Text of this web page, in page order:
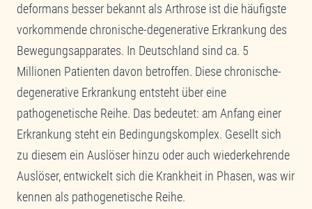
deformans besser bekannt als Arthrose ist die häufigste
vorkommende chronische-degenerative Erkrankung des
Bewegungsapparates. In Deutschland sind ca. 5
Millionen Patienten davon betroffen. Diese chronische-
degenerative Erkrankung entsteht über eine
pathogenetische Reihe. Das bedeutet: am Anfang einer
Erkrankung steht ein Bedingungskomplex. Gesellt sich
zu diesem ein Auslöser hinzu oder auch wiederkehrende
Auslöser, entwickelt sich die Krankheit in Phasen, was wir
kennen als pathogenetische Reihe.